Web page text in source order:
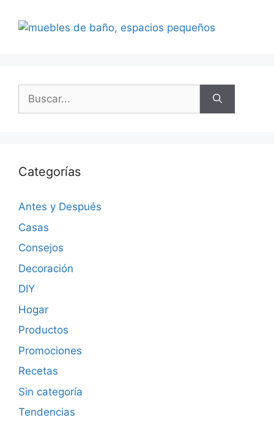
Categorías
Antes y Después
Casas
Consejos
Decoración
DIY
Hogar
Productos
Promociones
Recetas
Sin categoría
Tendencias